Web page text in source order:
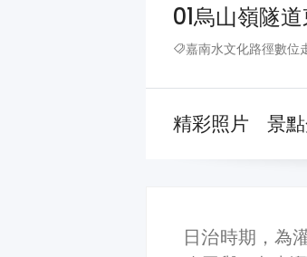
01烏山嶺隧道
嘉南水文化路徑數位
精彩照片 景
日治時期，為